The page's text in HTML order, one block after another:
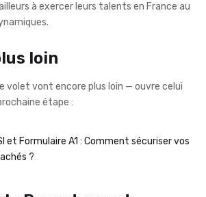
à exercer leurs talents en France au
loin
volet vont encore plus loin — ouvre celui
étape :
et Formulaire A1 : Comment sécuriser vos
?